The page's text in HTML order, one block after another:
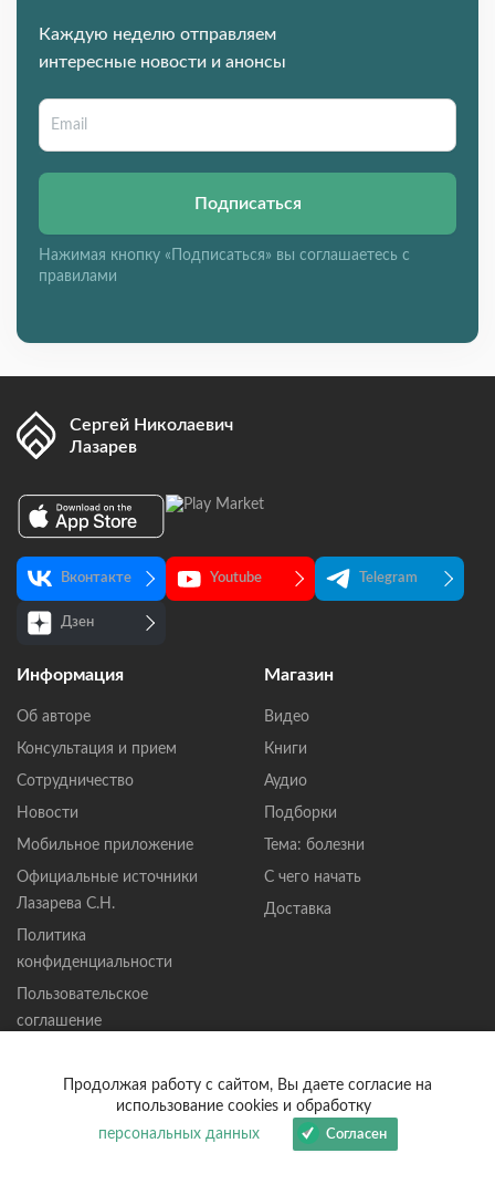
Каждую неделю отправляем
интересные новости и анонсы
Подписаться
Нажимая кнопку «Подписаться» вы соглашаетесь с
правилами
Сергей Николаевич
Лазарев
Вконтакте Youtube Telegram
Дзен
Информация
Об авторе
Консультация и прием
Сотрудничество
Новости
Мобильное приложение
Официальные источники
Лазарева С.Н.
Политика
конфиденциальности
Пользовательское
соглашение
Политика обработки файлов
Магазин
Видео
Книги
Аудио
Подборки
Тема: болезни
С чего начать
Доставка
Продолжая работу с сайтом, Вы даете согласие на
использование cookies и обработку
персональных данных
Согласен